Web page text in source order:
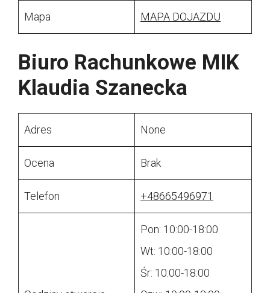
Mapa MAPA DOJAZDU
Biuro Rachunkowe MIK
Klaudia Szanecka
Adres None
Ocena Brak
Telefon +48665496971
Pon: 10:00-18:00
Wt: 10:00-18:00
Śr: 10:00-18:00